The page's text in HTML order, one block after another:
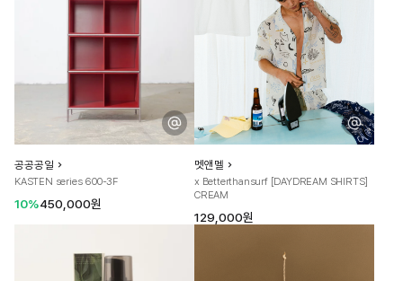
공공공일
KASTEN series 600-3F
10%450,000원
멧앤멜
x Betterthansurf [DAYDREAM SHIRTS]
CREAM
129,000원